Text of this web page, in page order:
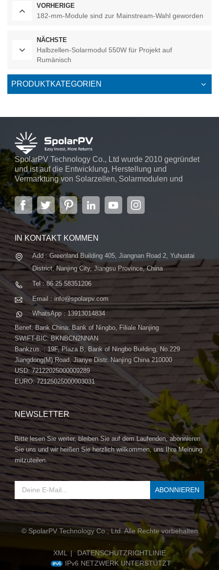
VORHERIGE
182-mm-Module sind zur Mainstream-Wahl geworden
NÄCHSTE
Halbzellen-Solarmodul 550W für Projekt auf
Rumänisch
PRODUKTKATEGORIEN
SpolarPV Technology Co., Ltd wurde 2010 gegründet
und ist auf die Entwicklung, Herstellung und
Vermarktung von Solarzellen, Solarmodulen und
Solarstromsystemen spezialisiert. Das Unternehmen
mit Sitz in der Hauptstadt der Provinz Jiangsu,
Nanjing, erstreckt sich über 6.000 m² und verfügt über
fortschrittliche automatische ...
IN KONTAKT KOMMEN
Add : Greenland Building 405, Jiangnan Road 2, Yuhuatai
District, Nanjing City, Jiangsu Province, China
Tel : 86 25 58351206
Email : info@spolarpv.com
WhatsApp : 13913014834
Benef. Bank China: Bank of Ningbo, Filiale Nanjing
SWIFT-BIC: BKNBCN2NNAN
Bankzus. : 19F, Plaza B, Bank of Ningbo Building, No.229
Jiangdong(M) Road, Jianye Distr. Nanjing China 210000
USD: 72122025000009289
EURO: 72125025000003031
NEWSLETTER
Bitte lesen Sie weiter, bleiben Sie auf dem Laufenden, abonnieren
Sie uns und wir heißen Sie herzlich willkommen, uns Ihre Meinung
mitzuteilen.
© SpolarPV Technology Co., Ltd. Alle Rechte vorbehalten
.
XML |
DATENSCHUTZRICHTLINIE
IPv6 NETZWERK UNTERSTÜTZT